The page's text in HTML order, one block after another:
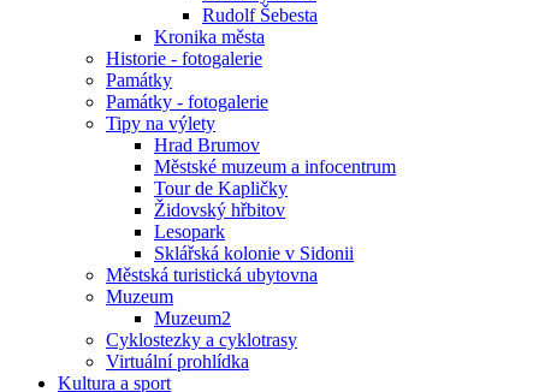
Rudolf Šebesta
Kronika města
Historie - fotogalerie
Památky
Památky - fotogalerie
Tipy na výlety
Hrad Brumov
Městské muzeum a infocentrum
Tour de Kapličky
Židovský hřbitov
Lesopark
Sklářská kolonie v Sidonii
Městská turistická ubytovna
Muzeum
Muzeum2
Cyklostezky a cyklotrasy
Virtuální prohlídka
Kultura a sport